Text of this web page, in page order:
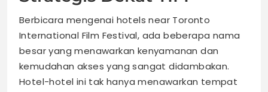
Berbicara mengenai hotels near Toronto
International Film Festival, ada beberapa nama
besar yang menawarkan kenyamanan dan
kemudahan akses yang sangat didambakan.
Hotel-hotel ini tak hanya menawarkan tempat